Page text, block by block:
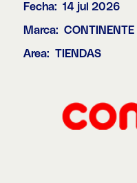
Fecha: 14 jul 2026
Marca: CONTINENTE
Area: TIENDAS